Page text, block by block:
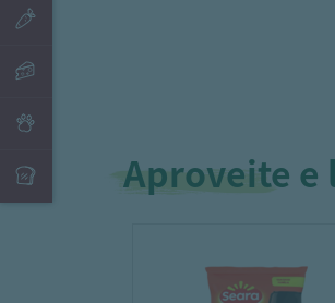
Aproveite e